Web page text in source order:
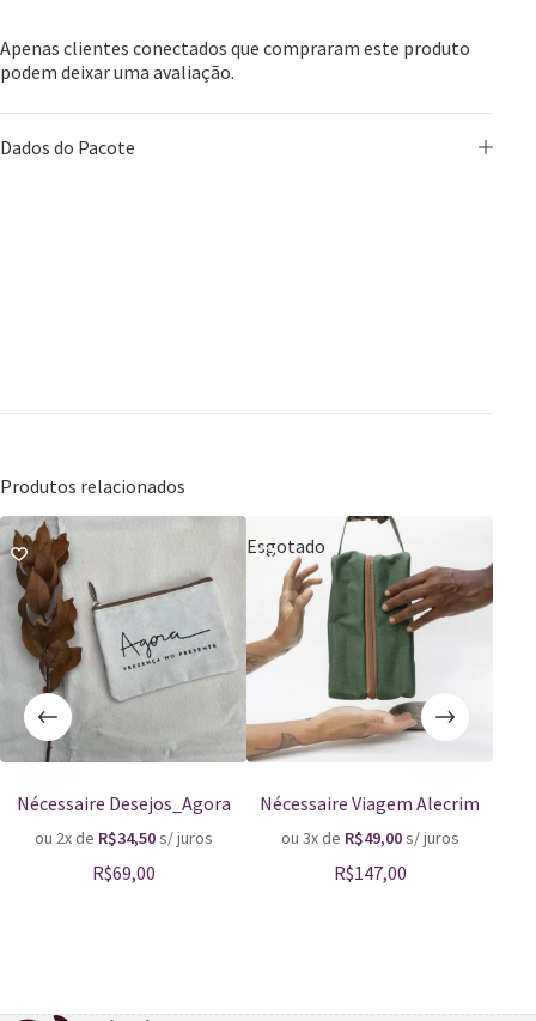
Apenas clientes conectados que compraram este produto
podem deixar uma avaliação.
Dados do Pacote
Produtos relacionados
Nécessaire Desejos_Agora
ou 2x de R$34,50s/ juros
R$69,00
Esgotado
Nécessaire Viagem Alecrim
ou 3x de R$49,00s/ juros
R$147,00